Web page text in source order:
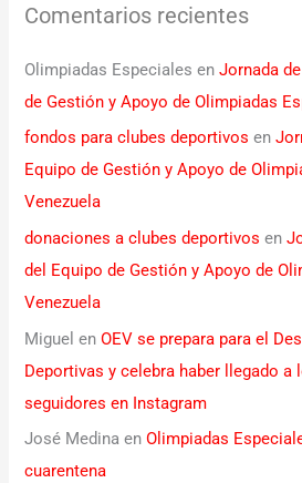
Comentarios recientes
Olimpiadas Especiales enJornada
de Gestión y Apoyo de Olimpiadas
fondos para clubes deportivos en
Equipo de Gestión y Apoyo de
Venezuela
donaciones a clubes deportivos en
del Equipo de Gestión y Apoyo de
Venezuela
Miguel enOEV se prepara para el
Deportivas y celebra haber llegado a
seguidores en Instagram
José Medina enOlimpiadas
cuarentena